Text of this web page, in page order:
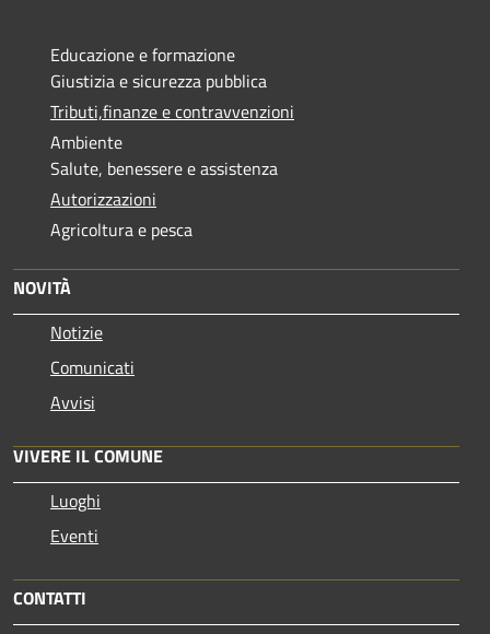
Educazione e formazione
Giustizia e sicurezza pubblica
Tributi,finanze e contravvenzioni
Ambiente
Salute, benessere e assistenza
Autorizzazioni
Agricoltura e pesca
NOVITÀ
Notizie
Comunicati
Avvisi
VIVERE IL COMUNE
Luoghi
Eventi
CONTATTI